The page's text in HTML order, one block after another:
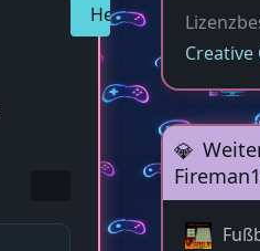
Herunterladen
Creative